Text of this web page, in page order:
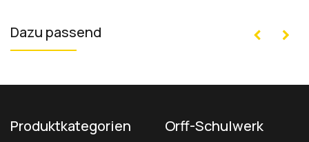
Dazu passend
Produktkategorien Orff-Schulwerk